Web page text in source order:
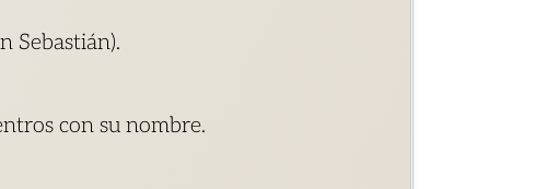
Sebastián).
con su nombre.